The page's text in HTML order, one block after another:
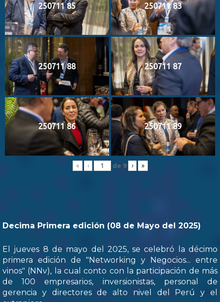
250711 85 250711 83
250711 88 250711 87
250711 86 250711 89
« ‹ de 9 › »
Decima Primera edición (08 de Mayo del 2025)
El jueves 8 de mayo del 2025, se celebró la décimo
primera edición de "Networking y Negocios... entre
vinos" (NNv), la cual conto con la participación de más
de 100 empresarios, inversionistas, personal de
gerencia y directores de alto nivel del Perú y el